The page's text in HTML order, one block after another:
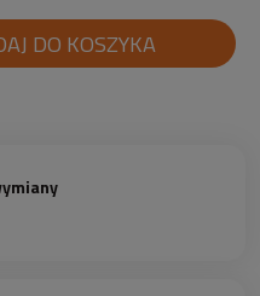
DO KOSZYKA